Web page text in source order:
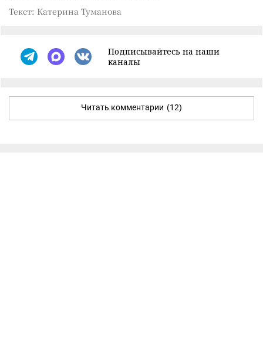
Текст: Катерина Туманова
Подписывайтесь на наши
каналы
Читать комментарии (12)